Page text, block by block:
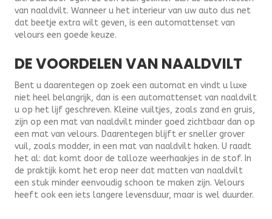
van naaldvilt. Wanneer u het interieur van uw auto dus net
dat beetje extra wilt geven, is een automattenset van
velours een goede keuze.
DE VOORDELEN VAN NAALDVILT
Bent u daarentegen op zoek een automat en vindt u luxe
niet heel belangrijk, dan is een automattenset van naaldvilt
u op het lijf geschreven. Kleine vuiltjes, zoals zand en gruis,
zijn op een mat van naaldvilt minder goed zichtbaar dan op
een mat van velours. Daarentegen blijft er sneller grover
vuil, zoals modder, in een mat van naaldvilt haken. U raadt
het al: dat komt door de talloze weerhaakjes in de stof. In
de praktijk komt het erop neer dat matten van naaldvilt
een stuk minder eenvoudig schoon te maken zijn. Velours
heeft ook een iets langere levensduur, maar is wel duurder.